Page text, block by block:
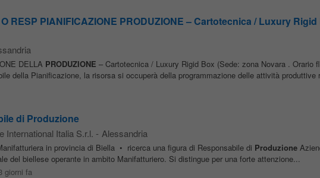
RESP PIANIFICAZIONE PRODUZIONE – Cartotecnica / Luxury
DELLA PRODUZIONE – Cartotecnica / Luxury Rigid Box (Sede: zona Novara . Orario
della Pianificazione, la risorsa si occuperà della programmazione delle attività produttive
di Produzione
International Italia S.r.l. - Alessandria
in provincia di Biella • ricerca una figura di Responsabile di Produzione
del biellese operante in ambito Manifatturiero. Si distingue per una forte attenzione...
giorni fa